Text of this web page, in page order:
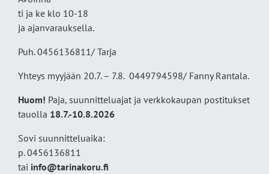
ti ja ke klo 10-18
ja ajanvarauksella.
Puh. 0456136811/ Tarja
Yhteys myyjään 20.7. – 7.8. 0449794598/ Fanny Rantala.
Huom! Paja, suunnitteluajat ja verkkokaupan postitukset
tauolla 18.7.-10.8.2026
Sovi suunnitteluaika:
p. 0456136811
tai info@tarinakoru.fi